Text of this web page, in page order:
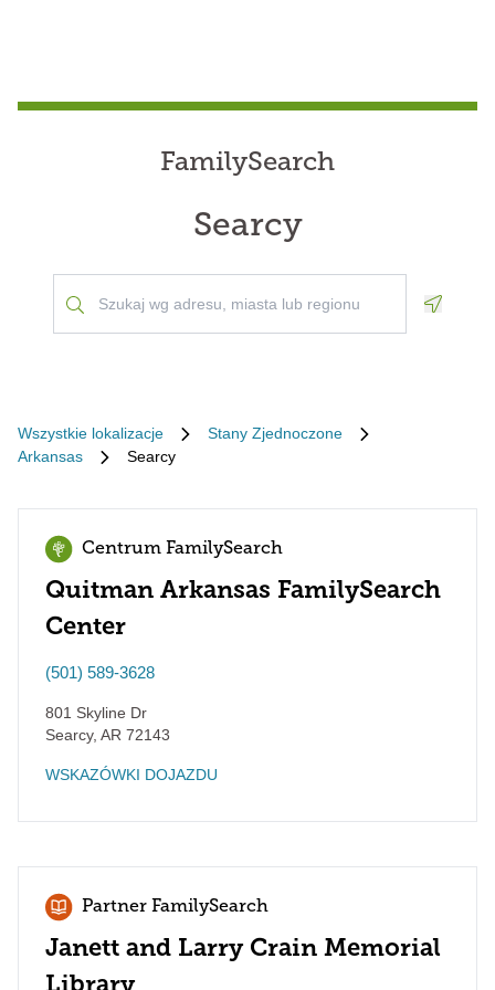
FamilySearch
Searcy
Wszystkie lokalizacje
Stany Zjednoczone
Arkansas
Searcy
Centrum FamilySearch
Quitman Arkansas FamilySearch
Center
(501) 589-3628
801 Skyline Dr
Searcy, AR 72143
WSKAZÓWKI DOJAZDU
Partner FamilySearch
Janett and Larry Crain Memorial
Library